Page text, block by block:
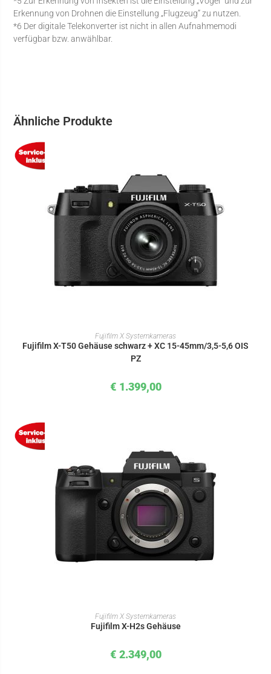
Erkennung von Drohnen die Einstellung „Flugzeug” zu nutzen.
*6 Der digitale Telekonverter ist nicht in allen Aufnahmemodi
verfügbar bzw. anwählbar.
Ähnliche Produkte
IN DEN WARENKORB
Fujifilm X Systemkameras
Fujifilm X-T50 Gehäuse schwarz + XC 15-45mm/3,5-5,6 OIS
PZ
€ 1.399,00
IN DEN WARENKORB
Fujifilm X Systemkameras
Fujifilm X-H2s Gehäuse
€ 2.349,00